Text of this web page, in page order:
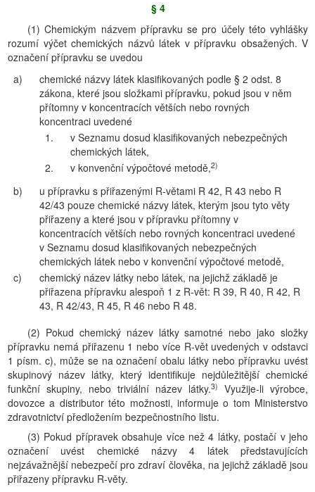
§ 4
(1) Chemickým názvem přípravku se pro účely této vyhlášky
rozumí výčet chemických názvů látek v přípravku obsažených. V
označení přípravku se uvedou
a)
chemické názvy látek klasifikovaných podle § 2 odst. 8
zákona, které jsou složkami přípravku, pokud jsou v něm
přítomny v koncentracích větších nebo rovných
koncentraci uvedené
1.
v Seznamu dosud klasifikovaných nebezpečných
chemických látek,
2.
v konvenční výpočtové metodě,2)
b)
u přípravku s přiřazenými R-větami R 42, R 43 nebo R
42/43 pouze chemické názvy látek, kterým jsou tyto věty
přiřazeny a které jsou v přípravku přítomny v
koncentracích větších nebo rovných koncentraci uvedené
v Seznamu dosud klasifikovaných nebezpečných
chemických látek nebo v konvenční výpočtové metodě,
c)
chemický název látky nebo látek, na jejichž základě je
přiřazena přípravku alespoň 1 z R-vět: R 39, R 40, R 42, R
43, R 42/43, R 45, R 46 nebo R 48.
(2) Pokud chemický název látky samotné nebo jako složky
přípravku nemá přiřazenu 1 nebo více R-vět uvedených v odstavci
1 písm. c), může se na označení obalu látky nebo přípravku uvést
skupinový název látky, který identifikuje nejdůležitější chemické
funkční skupiny, nebo triviální název látky.3)
Využije-li výrobce,
dovozce a distributor této možnosti, informuje o tom Ministerstvo
zdravotnictví předložením bezpečnostního listu.
(3) Pokud přípravek obsahuje více než 4 látky, postačí v jeho
označení uvést chemické názvy 4 látek představujících
nejzávažnější nebezpečí pro zdraví člověka, na jejichž základě jsou
přiřazeny přípravku R-věty.